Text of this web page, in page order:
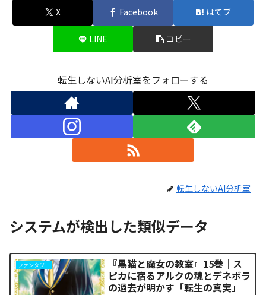
X Facebook はてブ
LINE コピー
転生しないAI分析室をフォローする
転生しないAI分析室
システムが検出した類似データ
ファンタジー
『黒猫と魔女の教室』15巻｜ス
ピカに宿るアルクの魂とデネボラ
の過去が明かす「転生の真実」